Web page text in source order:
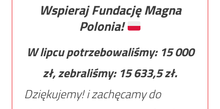
Wspieraj Fundację Magna
Polonia!
W lipcu potrzebowaliśmy: 15 000
zł, zebraliśmy: 15 633,5zł.
Dziękujemy! i zachęcamy do